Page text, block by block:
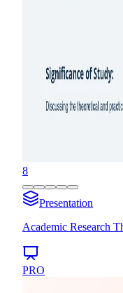
8
Presentation
Academic Research
PRO